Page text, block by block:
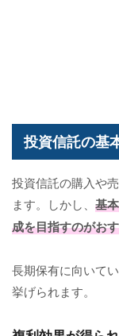
投資信託の基
投資信託の購入や
ます。しかし、 基
成を目指すのがお
長期保有に向いて
挙げられます。